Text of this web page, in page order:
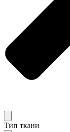
Тип ткани